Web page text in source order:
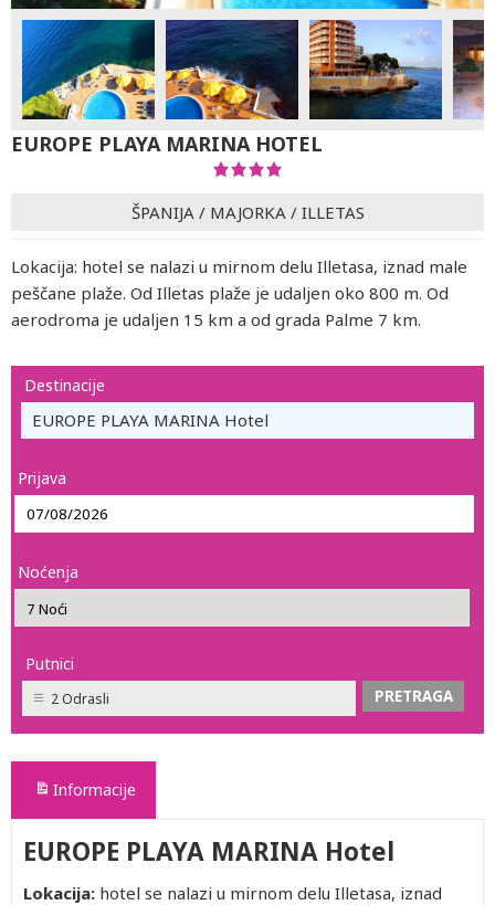
EUROPE PLAYA MARINA HOTEL
ŠPANIJA / MAJORKA / ILLETAS
Lokacija: hotel se nalazi u mirnom delu Illetasa, iznad male
peščane plaže. Od Illetas plaže je udaljen oko 800 m. Od
aerodroma je udaljen 15 km a od grada Palme 7 km.
Destinacije
EUROPE PLAYA MARINA Hotel
Prijava
Noćenja
Putnici
2 Odrasli
Informacije
EUROPE PLAYA MARINA Hotel
Lokacija: hotel se nalazi u mirnom delu Illetasa, iznad